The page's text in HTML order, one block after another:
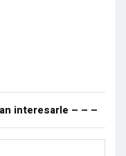
interesarle – – –